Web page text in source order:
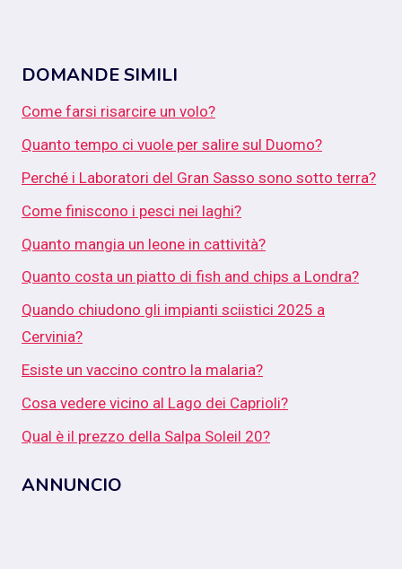
DOMANDE SIMILI
Come farsi risarcire un volo?
Quanto tempo ci vuole per salire sul Duomo?
Perché i Laboratori del Gran Sasso sono sotto terra?
Come finiscono i pesci nei laghi?
Quanto mangia un leone in cattività?
Quanto costa un piatto di fish and chips a Londra?
Quando chiudono gli impianti sciistici 2025 a
Cervinia?
Esiste un vaccino contro la malaria?
Cosa vedere vicino al Lago dei Caprioli?
Qual è il prezzo della Salpa Soleil 20?
ANNUNCIO